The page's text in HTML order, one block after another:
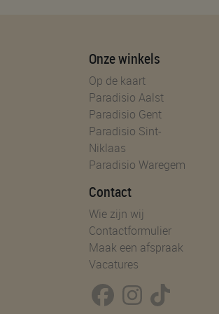
Onze winkels
Op de kaart
Paradisio Aalst
Paradisio Gent
Paradisio Sint-
Niklaas
Paradisio Waregem
Contact
Wie zijn wij
Contactformulier
Maak een afspraak
Vacatures